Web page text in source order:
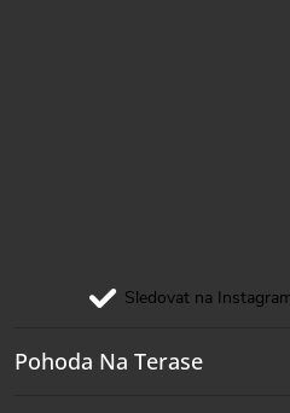
Sledovat na
Pohoda Na Terase